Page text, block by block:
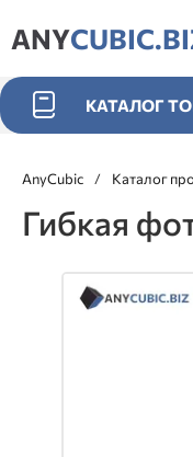
ANY
КАТАЛОГ
AnyCubic / Каталог
Гибкая